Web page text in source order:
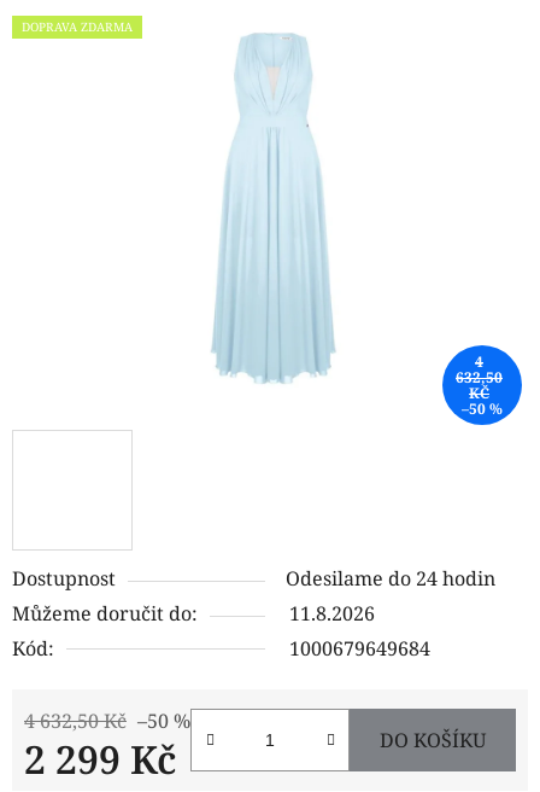
Dostupnost
Odesilame do 24 hodin
Můžeme doručit do:
11.8.2026
Kód:
1000679649684
4 632,50 Kč –50 %
2 299 Kč DO KOŠÍKU
produktu
DOPRAVA ZDARMA
4
632,50
KČ
–50 %